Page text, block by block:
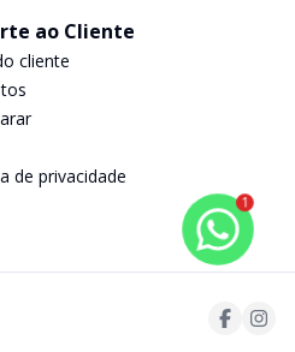
ao Cliente
cliente
de privacidade
1